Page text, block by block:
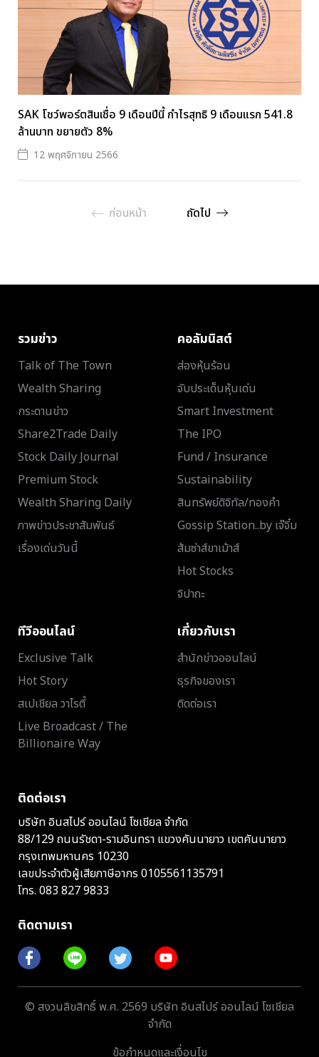
SAK โชว์พอร์ตสินเชื่อ 9 เดือนปีนี้ กำไรสุทธิ 9 เดือนแรก 541.8
ล้านบาท ขยายตัว 8%
12 พฤศจิกายน 2566
ก่อนหน้า ถัดไป
รวมข่าว
Talk of The Town
Wealth Sharing
กระดานข่าว
Share2Trade Daily
Stock Daily Journal
Premium Stock
Wealth Sharing Daily
ภาพข่าวประชาสัมพันธ์
เรื่องเด่นวันนี้
คอลัมนิสต์
ส่องหุ้นร้อน
จับประเด็นหุ้นเด่น
Smart Investment
The IPO
Fund / Insurance
Sustainability
สินทรัพย์ดิจิทัล/ทองคำ
Gossip Station..by เจ๊จิ๋ม
ส้มซ่าส์ขาเม้าส์
Hot Stocks
จิปาถะ
ทีวีออนไลน์
Exclusive Talk
Hot Story
สเปเชียล วาไรตี้
Live Broadcast / The
Billionaire Way
เกี่ยวกับเรา
สำนักข่าวออนไลน์
ธุรกิจของเรา
ติดต่อเรา
ติดต่อเรา
บริษัท อินสไปร์ ออนไลน์ โซเชียล จำกัด
88/129 ถนนรัชดา-รามอินทรา แขวงคันนายาว เขตคันนายาว
กรุงเทพมหานคร 10230
เลขประจำตัวผู้เสียภาษีอากร 0105561135791
โทร. 083 827 9833
ติดตามเรา
© สงวนลิขสิทธิ์ พ.ศ. 2569 บริษัท อินสไปร์ ออนไลน์ โซเชียล
จำกัด
ข้อกำหนดและเงื่อนไข